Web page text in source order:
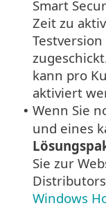
Smart
Zeit zu
kann pro
aktiviert
• Wenn Sie
und eines
Sie zur
Windows